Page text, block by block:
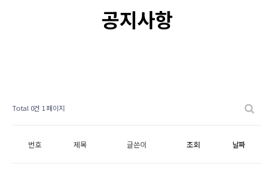
공지사항
Total 0건 1 페이지
번호 제목 글쓴이 조회 날짜